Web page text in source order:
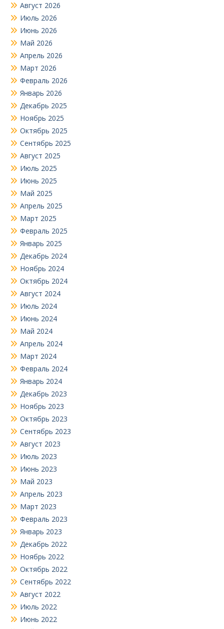
Август 2026
Июль 2026
Июнь 2026
Май 2026
Апрель 2026
Март 2026
Февраль 2026
Январь 2026
Декабрь 2025
Ноябрь 2025
Октябрь 2025
Сентябрь 2025
Август 2025
Июль 2025
Июнь 2025
Май 2025
Апрель 2025
Март 2025
Февраль 2025
Январь 2025
Декабрь 2024
Ноябрь 2024
Октябрь 2024
Август 2024
Июль 2024
Июнь 2024
Май 2024
Апрель 2024
Март 2024
Февраль 2024
Январь 2024
Декабрь 2023
Ноябрь 2023
Октябрь 2023
Сентябрь 2023
Август 2023
Июль 2023
Июнь 2023
Май 2023
Апрель 2023
Март 2023
Февраль 2023
Январь 2023
Декабрь 2022
Ноябрь 2022
Октябрь 2022
Сентябрь 2022
Август 2022
Июль 2022
Июнь 2022